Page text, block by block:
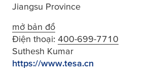
Jiangsu Province
mở bản đồ
Điện thoại: 400-699-7710
Suthesh Kumar
https://www.tesa.cn